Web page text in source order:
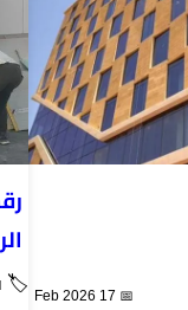
📅 17 Feb 2026
🏷